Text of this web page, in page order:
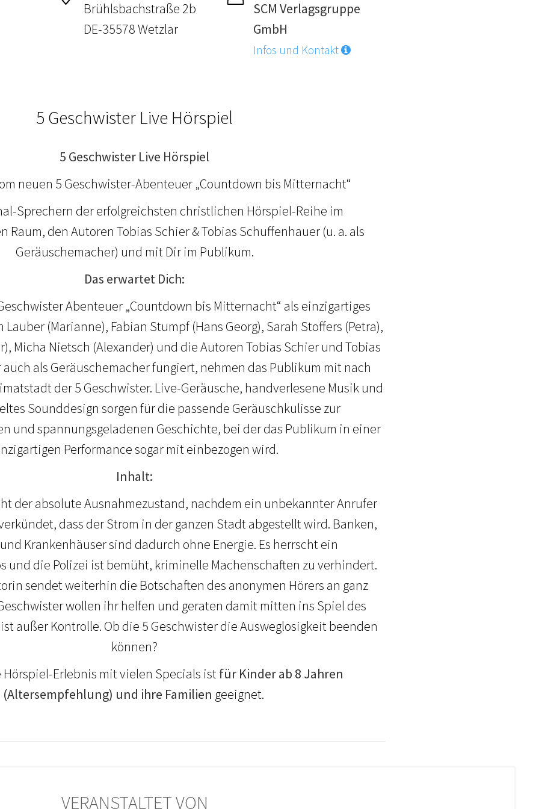
Brühlsbachstraße 2b
DE-35578 Wetzlar
SCM Verlagsgruppe
GmbH
Infos und Kontakt
5 Geschwister Live Hörspiel
5 Geschwister Live Hörspiel
neuen 5 Geschwister-Abenteuer „Countdown bis Mitternacht“
Sprechern der erfolgreichsten christlichen Hörspiel-Reihe im
Raum, den Autoren Tobias Schier & Tobias Schuffenhauer (u. a. als
Geräuschemacher) und mit Dir im Publikum.
Das erwartet Dich:
Abenteuer „Countdown bis Mitternacht“ als einzigartiges
(Marianne), Fabian Stumpf (Hans Georg), Sarah Stoffers (Petra),
Micha Nietsch (Alexander) und die Autoren Tobias Schier und Tobias
als Geräuschemacher fungiert, nehmen das Publikum mit nach
der 5 Geschwister. Live-Geräusche, handverlesene Musik und
Sounddesign sorgen für die passende Geräuschkulisse zur
und spannungsgeladenen Geschichte, bei der das Publikum in einer
Performance sogar mit einbezogen wird.
Inhalt:
der absolute Ausnahmezustand, nachdem ein unbekannter Anrufer
dass der Strom in der ganzen Stadt abgestellt wird. Banken,
Krankenhäuser sind dadurch ohne Energie. Es herrscht ein
und die Polizei ist bemüht, kriminelle Machenschaften zu verhindert.
sendet weiterhin die Botschaften des anonymen Hörers an ganz
wollen ihr helfen und geraten damit mitten ins Spiel des
ist außer Kontrolle. Ob die 5 Geschwister die Ausweglosigkeit beenden
können?
Hörspiel-Erlebnis mit vielen Specials istfür Kinder ab 8 Jahren
(Altersempfehlung) und ihre Familien geeignet.
VERANSTALTET VON